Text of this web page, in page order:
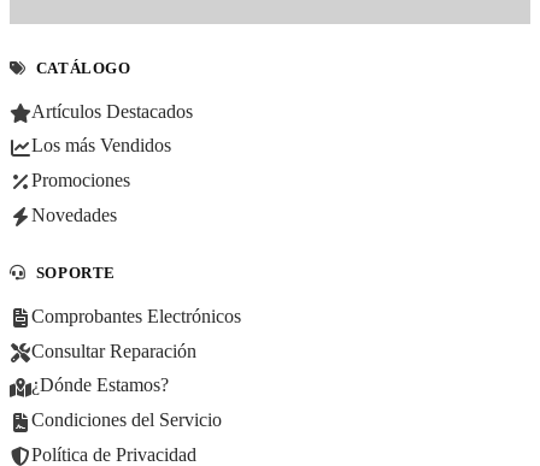
CATÁLOGO
Artículos Destacados
Los más Vendidos
Promociones
Novedades
SOPORTE
Comprobantes Electrónicos
Consultar Reparación
¿Dónde Estamos?
Condiciones del Servicio
Política de Privacidad